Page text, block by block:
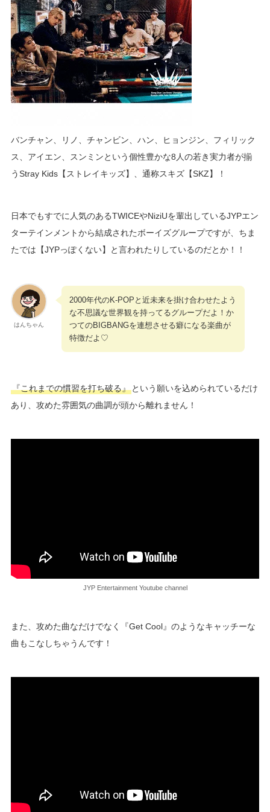
バンチャン、リノ、チャンビン、ハン、ヒョンジン、フィリック
ス、アイエン、スンミンという個性豊かな8人の若き実力者が揃
うStray Kids【ストレイキッズ】、通称スキズ【SKZ】！
日本でもすでに人気のあるTWICEやNiziUを輩出しているJYPエン
ターテインメントから結成されたボーイズグループですが、ちま
たでは 【JYPっぽくない】 と言われたりしているのだとか！！
はんちゃん
2000年代のK-POPと近未来を掛け合わせたよう
な不思議な世界観を持ってるグループだよ！か
つてのBIGBANGを連想させる癖になる楽曲が
特徴だよ♡
『これまでの慣習を打ち破る』という願いを込められているだけ
あり、攻めた雰囲気の曲調が頭から離れません！
JYP Entertainment Youtube channel
また、攻めた曲なだけでなく『Get Cool』のようなキャッチーな
曲もこなしちゃうんです！